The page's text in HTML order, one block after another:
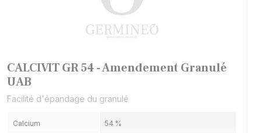
CALCIVIT GR 54 - Amendement Granulé
UAB
Facilité d'épandage du granulé
Calcium 54 %